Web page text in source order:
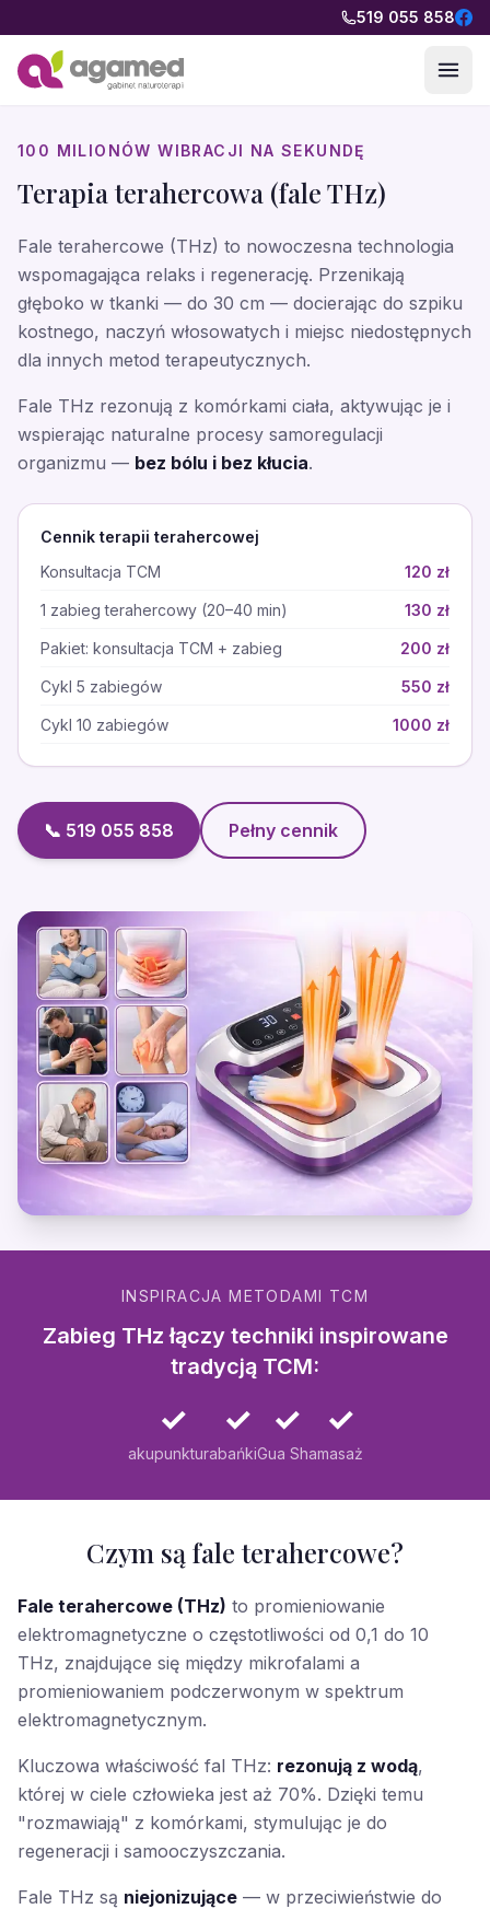
519 055 858
100 MILIONÓW WIBRACJI NA SEKUNDĘ
Terapia terahercowa (fale THz)
Fale terahercowe (THz) to nowoczesna technologia
wspomagająca relaks i regenerację. Przenikają
głęboko w tkanki — do 30 cm — docierając do szpiku
kostnego, naczyń włosowatych i miejsc niedostępnych
dla innych metod terapeutycznych.
Fale THz rezonują z komórkami ciała, aktywując je i
wspierając naturalne procesy samoregulacji
organizmu — bez bólu i bez kłucia.
Cennik terapii terahercowej
Konsultacja TCM
120 zł
1 zabieg terahercowy (20–40 min) 130 zł
Pakiet: konsultacja TCM + zabieg 200 zł
Cykl 5 zabiegów 550 zł
Cykl 10 zabiegów 1000 zł
📞 519 055 858 Pełny cennik
INSPIRACJA METODAMI TCM
Zabieg THz łączy techniki inspirowane
tradycją TCM:
✓
akupunktura
✓
bańki
✓
Gua Sha
✓
masaż
Czym są fale terahercowe?
Fale terahercowe (THz) to promieniowanie
elektromagnetyczne o częstotliwości od 0,1 do 10
THz, znajdujące się między mikrofalami a
promieniowaniem podczerwonym w spektrum
elektromagnetycznym.
Kluczowa właściwość fal THz: rezonują z wodą,
której w ciele człowieka jest aż 70%. Dzięki temu
"rozmawiają" z komórkami, stymulując je do
regeneracji i samooczyszczania.
Fale THz są niejonizujące — w przeciwieństwie do